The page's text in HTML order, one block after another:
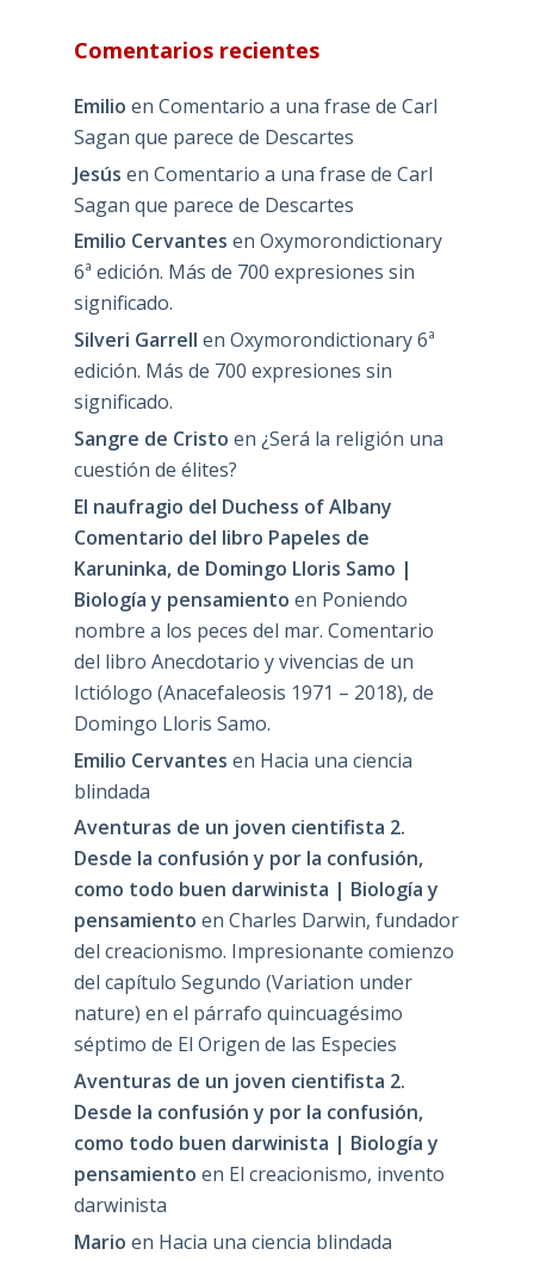
Comentarios recientes
Emilio en Comentario a una frase de Carl
Sagan que parece de Descartes
Jesús en Comentario a una frase de Carl
Sagan que parece de Descartes
Emilio Cervantes en Oxymorondictionary
6ª edición. Más de 700 expresiones sin
significado.
Silveri Garrell en Oxymorondictionary 6ª
edición. Más de 700 expresiones sin
significado.
Sangre de Cristo en ¿Será la religión una
cuestión de élites?
El naufragio del Duchess of Albany
Comentario del libro Papeles de
Karuninka, de Domingo Lloris Samo |
Biología y pensamiento en Poniendo
nombre a los peces del mar. Comentario
del libro Anecdotario y vivencias de un
Ictiólogo (Anacefaleosis 1971 – 2018), de
Domingo Lloris Samo.
Emilio Cervantes en Hacia una ciencia
blindada
Aventuras de un joven cientifista 2.
Desde la confusión y por la confusión,
como todo buen darwinista | Biología y
pensamiento en Charles Darwin, fundador
del creacionismo. Impresionante comienzo
del capítulo Segundo (Variation under
nature) en el párrafo quincuagésimo
séptimo de El Origen de las Especies
Aventuras de un joven cientifista 2.
Desde la confusión y por la confusión,
como todo buen darwinista | Biología y
pensamiento en El creacionismo, invento
darwinista
Mario en Hacia una ciencia blindada